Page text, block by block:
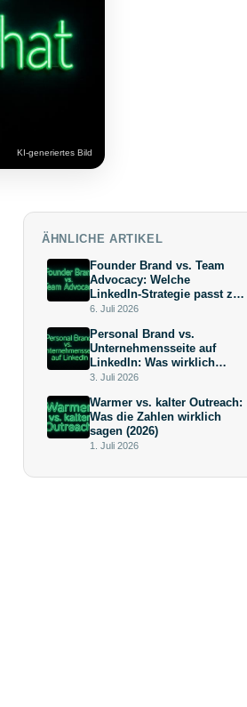
KI-generiertes Bild
ÄHNLICHE ARTIKEL
Founder Brand vs. Team
Advocacy: Welche
LinkedIn-Strategie passt zu
deiner Wachstumsphase?
6. Juli 2026
Personal Brand vs.
Unternehmensseite auf
LinkedIn: Was wirklich
mehr bringt (und warum die
Überraschung ist)
3. Juli 2026
Warmer vs. kalter Outreach:
Was die Zahlen wirklich
sagen (2026)
1. Juli 2026